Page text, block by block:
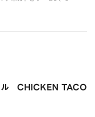
ル CHICKEN TACO